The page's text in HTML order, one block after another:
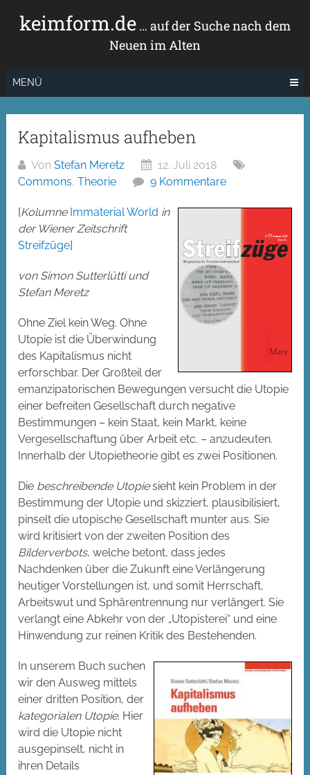
Inhaltkeimform.de… auf der Suche nach dem
Neuen im Alten
MENÜ
Kapitalismus aufheben
VonStefan Meretz
12. Juli 2018
Commons,Theorie 9 Kommentare
[Kolumne Immaterial World in
der Wiener Zeitschrift
Streifzüge]
von Simon Sutterlütti und
Stefan Meretz
Ohne Ziel kein Weg. Ohne
Utopie ist die Überwindung
des Kapitalismus nicht
erforschbar. Der Großteil der
emanzipatorischen Bewegungen versucht die Utopie
einer befreiten Gesellschaft durch negative
Bestimmungen – kein Staat, kein Markt, keine
Vergesellschaftung über Arbeit etc. – anzudeuten.
Innerhalb der Utopietheorie gibt es zwei Positionen.
Die beschreibende Utopiesieht kein Problem in der
Bestimmung der Utopie und skizziert, plausibilisiert,
pinselt die utopische Gesellschaft munter aus. Sie
wird kritisiert von der zweiten Position des
Bilderverbots, welche betont, dass jedes
Nachdenken über die Zukunft eine Verlängerung
heutiger Vorstellungen ist, und somit Herrschaft,
Arbeitswut und Sphärentrennung nur verlängert. Sie
verlangt eine Abkehr von der „Utopisterei“ und eine
Hinwendung zur reinen Kritik des Bestehenden.
In unserem Buch suchen
wir den Ausweg mittels
einer dritten Position, der
kategorialen Utopie. Hier
wird die Utopie nicht
ausgepinselt, nicht in
ihren Details